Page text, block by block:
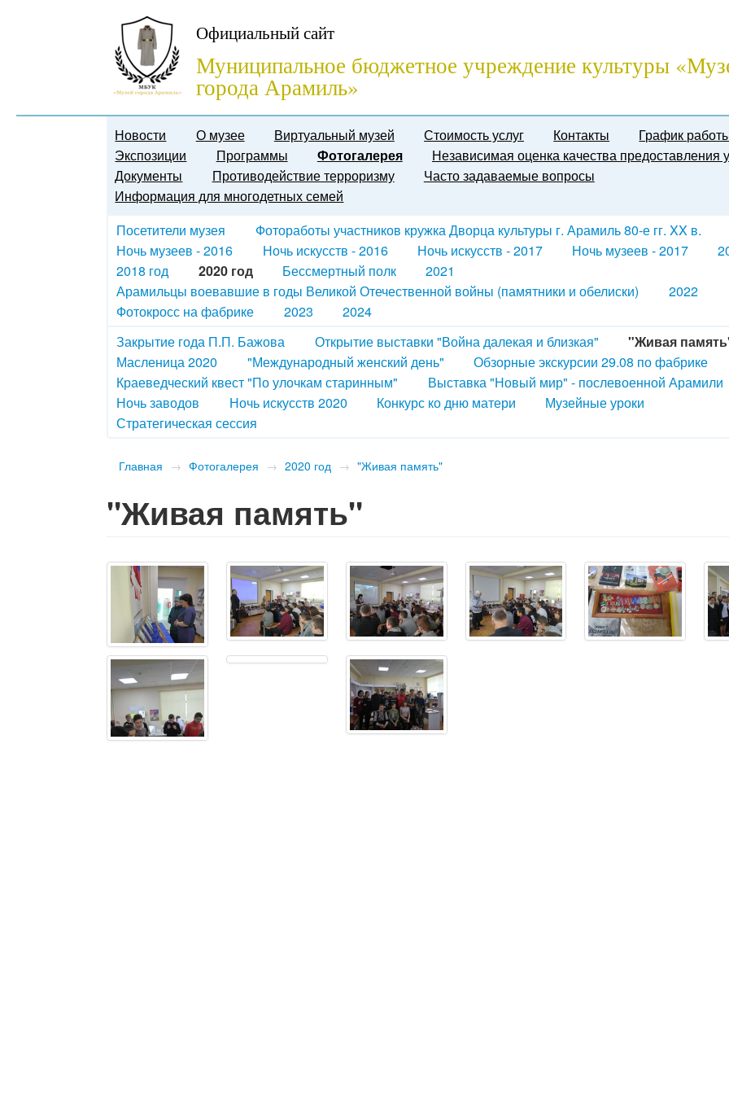
Официальный сайт
Муниципальное бюджетное учреждение культуры
города Арамиль»
Новости О музее Виртуальный музей Стоимость услуг Контакты
График
Экспозиции
Программы Фотогалерея
Независимая оценка качества предоставления
Документы
Противодействие терроризму
Часто задаваемые вопросы
Информация для многодетных семей
Посетители музея
Фотоработы участников кружка Дворца культуры г. Арамиль 80-е гг. XX в.
Ночь музеев - 2016
Ночь искусств - 2016 Ночь искусств - 2017 Ночь музеев - 2017
2018 год
2020 год Бессмертный полк
2021
Арамильцы воевавшие в годы Великой Отечественной войны (памятники и обелиски)
2022
Фотокросс на фабрике
2023
2024
Закрытие года П.П. Бажова
Открытие выставки "Война далекая и близкая"
"Живая
Масленица 2020
"Международный женский день"
Обзорные экскурсии 29.08 по фабрике
Краеведческий квест "По улочкам старинным"
Выставка "Новый мир" - послевоенной Арамили
Ночь заводов
Ночь искусств 2020 Конкурс ко дню матери
Музейные уроки
Стратегическая сессия
Главная → Фотогалерея → 2020 год → "Живая память"
"Живая память"